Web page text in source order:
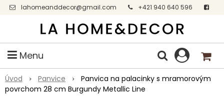
lahomeanddecor@gmail.com
+421 940 640 596
Facebook
Menu
Úvod Panvice
Panvica na palacinky s mramorovým
povrchom 28 cm Burgundy Metallic Line